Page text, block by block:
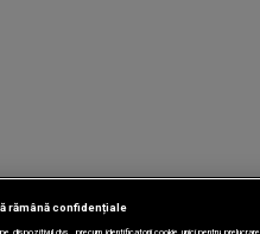
rămână confidențiale